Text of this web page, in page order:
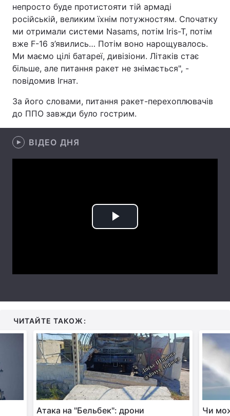
Цікавинки Погода
Екологія Регіони
Лонгріди
Відео з Youtube
Інтерв'ю Думки
непросто буде протистояти тій армаді
російській, великим їхнім потужностям. Спочатку
ми отримали системи Nasams, потім Iris-T, потім
вже F-16 з’явились… Потім воно нарощувалось.
Ми маємо цілі батареї, дивізіони. Літаків стає
більше, але питання ракет не знімається", -
повідомив Ігнат.
За його словами, питання ракет-перехоплювачів
до ППО завжди було гострим.
ВІДЕО ДНЯ
Play
ЧИТАЙТЕ ТАКОЖ:
Атака на "Бельбек": дрони
Чи